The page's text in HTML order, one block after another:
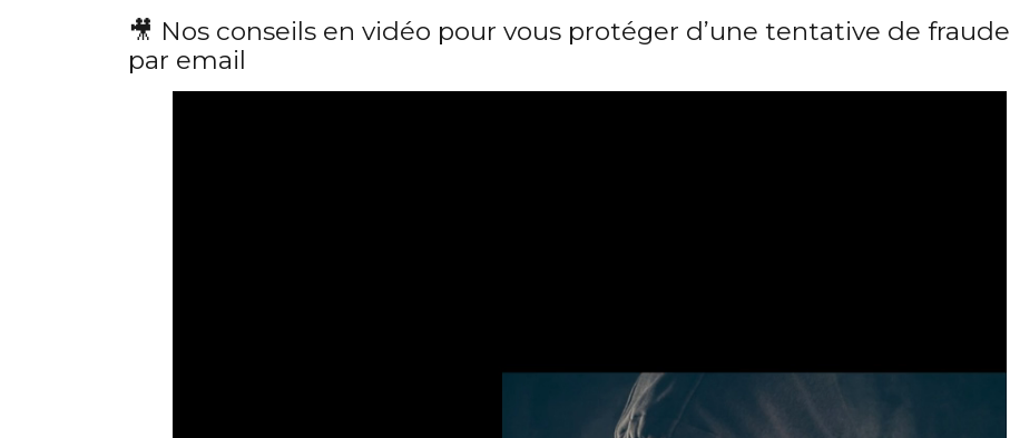
🎥 Nos conseils en vidéo pour vous protéger d’une tentative de fraude
par email